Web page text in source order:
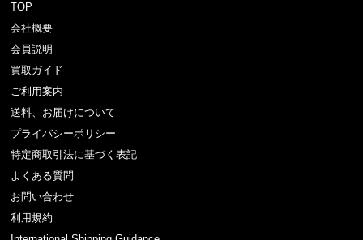
TOP
会社概要
会員説明
買取ガイド
ご利用案内
送料、お届けについて
プライバシーポリシー
特定商取引法に基づく表記
よくある質問
お問い合わせ
利用規約